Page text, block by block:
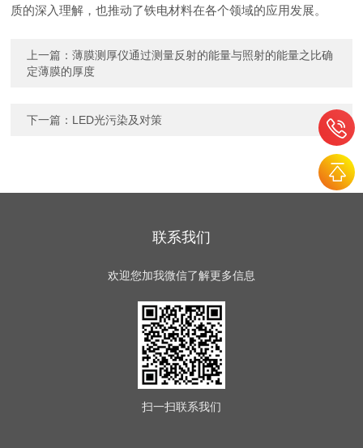
质的深入理解，也推动了铁电材料在各个领域的应用发展。
上一篇：薄膜测厚仪通过测量反射的能量与照射的能量之比确
定薄膜的厚度
下一篇： LED光污染及对策
联系我们
欢迎您加我微信了解更多信息
扫一扫联系我们